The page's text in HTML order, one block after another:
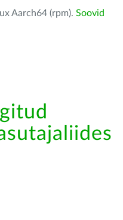
Aarch64 (rpm). Soovid